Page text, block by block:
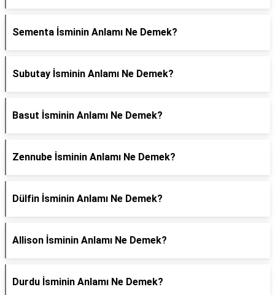
Sementa İsminin Anlamı Ne Demek?
Subutay İsminin Anlamı Ne Demek?
Basut İsminin Anlamı Ne Demek?
Zennube İsminin Anlamı Ne Demek?
Dülfin İsminin Anlamı Ne Demek?
Allison İsminin Anlamı Ne Demek?
Durdu İsminin Anlamı Ne Demek?